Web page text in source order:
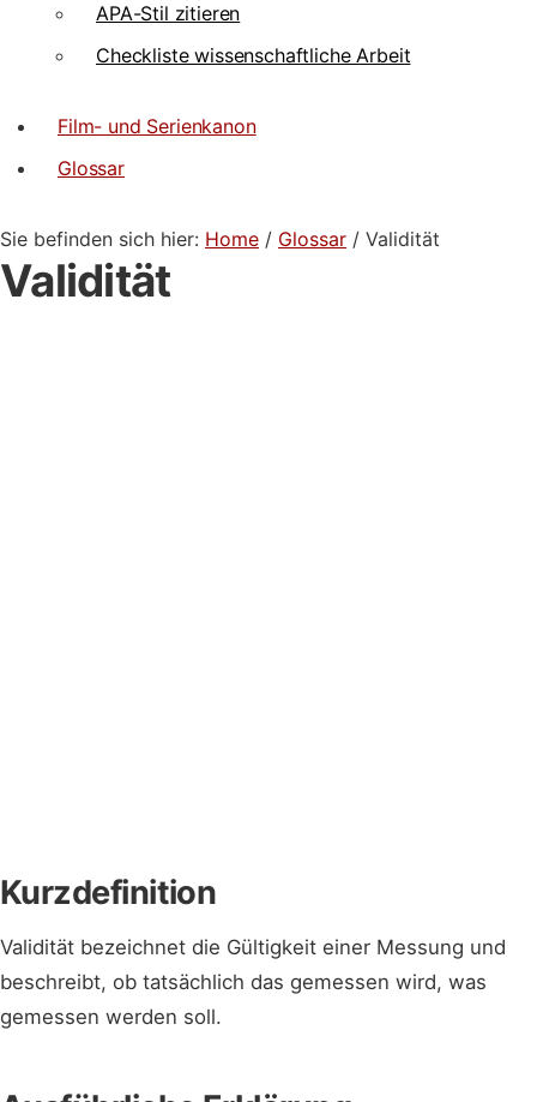
APA-Stil zitieren
Checkliste wissenschaftliche Arbeit
Film- und Serienkanon
Glossar
Sie befinden sich hier: Home / Glossar / Validität
Validität
Kurzdefinition
Validität bezeichnet die Gültigkeit einer Messung und
beschreibt, ob tatsächlich das gemessen wird, was
gemessen werden soll.